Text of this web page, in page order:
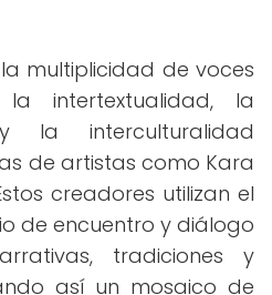
multiplicidad de voces
intertextualidad, la
y la interculturalidad
de artistas como Kara
creadores utilizan el
de encuentro y diálogo
tradiciones y
así un mosaico de